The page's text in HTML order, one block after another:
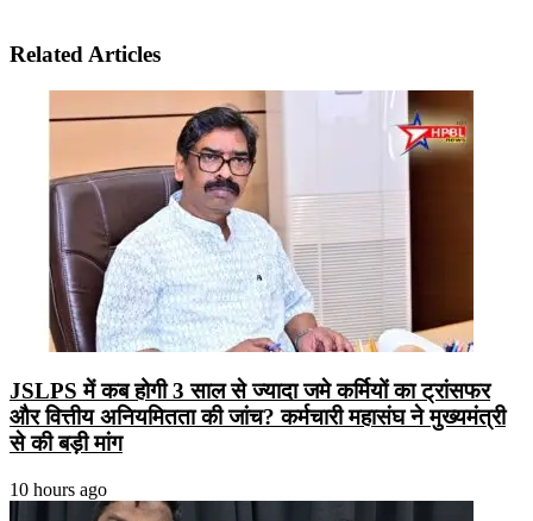
Related Articles
JSLPS में कब होगी 3 साल से ज्यादा जमे कर्मियों का ट्रांसफर
और वित्तीय अनियमितता की जांच? कर्मचारी महासंघ ने मुख्यमंत्री
से की बड़ी मांग
10 hours ago